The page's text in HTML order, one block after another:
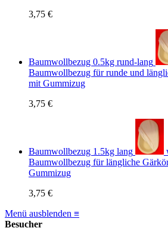
3,75 €
Baumwollbezug 0.5kg rund-lang
Baumwollbezug für runde und
mit Gummizug
3,75 €
Baumwollbezug 1.5kg lang
Baumwollbezug für längliche
Gummizug
3,75 €
Menü ausblenden ≡
Besucher